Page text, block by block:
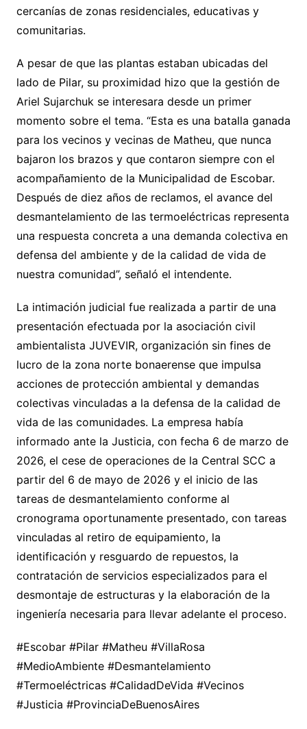
cercanías de zonas residenciales, educativas y
comunitarias.
A pesar de que las plantas estaban ubicadas del
lado de Pilar, su proximidad hizo que la gestión de
Ariel Sujarchuk se interesara desde un primer
momento sobre el tema. “Esta es una batalla ganada
para los vecinos y vecinas de Matheu, que nunca
bajaron los brazos y que contaron siempre con el
acompañamiento de la Municipalidad de Escobar.
Después de diez años de reclamos, el avance del
desmantelamiento de las termoeléctricas representa
una respuesta concreta a una demanda colectiva en
defensa del ambiente y de la calidad de vida de
nuestra comunidad”, señaló el intendente.
La intimación judicial fue realizada a partir de una
presentación efectuada por la asociación civil
ambientalista JUVEVIR, organización sin fines de
lucro de la zona norte bonaerense que impulsa
acciones de protección ambiental y demandas
colectivas vinculadas a la defensa de la calidad de
vida de las comunidades. La empresa había
informado ante la Justicia, con fecha 6 de marzo de
2026, el cese de operaciones de la Central SCC a
partir del 6 de mayo de 2026 y el inicio de las
tareas de desmantelamiento conforme al
cronograma oportunamente presentado, con tareas
vinculadas al retiro de equipamiento, la
identificación y resguardo de repuestos, la
contratación de servicios especializados para el
desmontaje de estructuras y la elaboración de la
ingeniería necesaria para llevar adelante el proceso.
#Escobar #Pilar #Matheu #VillaRosa
#MedioAmbiente #Desmantelamiento
#Termoeléctricas #CalidadDeVida #Vecinos
#Justicia #ProvinciaDeBuenosAires